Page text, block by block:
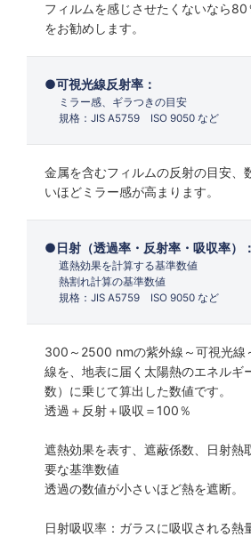
フィルムを感じさせたくないなら
をお勧めします。
可視光線反射率：
ミラー感、ギラつきの目安
規格：JIS A5759 ISO 9050 など
金属を含むフィルムの反射の目安、
いほどミラー感が高まります。
日射（透過率・反射率・吸収率）：
遮熱効果を計算する基準数値
熱割れ計算の基準数値
規格：JIS A5759 ISO 9050 など
300～2500 nmの紫外線～可視光線
線を、地表に届く太陽熱のエネルギ
数）に乗じて算出した数値です。
透過＋反射＋吸収＝100％
遮熱効果を表す、遮蔽係数、日射熱
要な基準数値
透過の数値が小さいほど熱を遮断。
日射吸収率：ガラスに吸収される熱